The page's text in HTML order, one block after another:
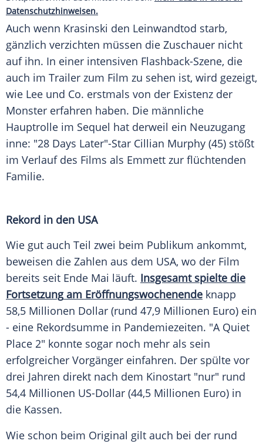
Datenschutzhinweisen.
Auch wenn Krasinski den Leinwandtod starb,
gänzlich verzichten müssen die Zuschauer nicht
auf ihn. In einer intensiven Flashback-Szene, die
auch im Trailer zum Film zu sehen ist, wird gezeigt,
wie Lee und Co. erstmals von der Existenz der
Monster erfahren haben. Die männliche
Hauptrolle im Sequel hat derweil ein Neuzugang
inne: "28 Days Later"-Star Cillian Murphy (45) stößt
im Verlauf des Films als Emmett zur flüchtenden
Familie.
Rekord in den USA
Wie gut auch Teil zwei beim Publikum ankommt,
beweisen die Zahlen aus dem USA, wo der Film
bereits seit Ende Mai läuft. Insgesamt spielte die
Fortsetzungam Eröffnungswochenende knapp
58,5 Millionen Dollar (rund 47,9 Millionen Euro) ein
- eine Rekordsumme in Pandemiezeiten. "A Quiet
Place 2" konnte sogar noch mehr als sein
erfolgreicher Vorgänger einfahren. Der spülte vor
drei Jahren direkt nach dem Kinostart "nur" rund
54,4 Millionen US-Dollar (44,5 Millionen Euro) in
die Kassen.
Wie schon beim Original gilt auch bei der rund